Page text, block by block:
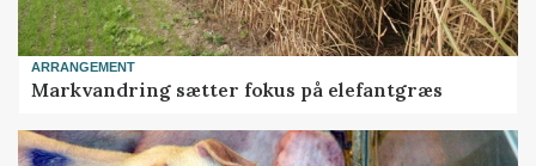
ARRANGEMENT
Markvandring sætter fokus på elefantgræs